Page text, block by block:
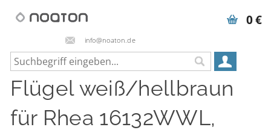
info@noaton.de
0 €
Flügel weiß/hellbraun
für Rhea 16132WWL,